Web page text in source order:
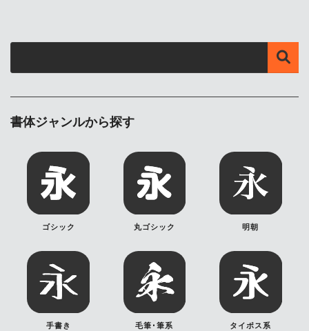
書体ジャンルから探す
ゴシック 丸ゴシック 明朝
手書き 毛筆･筆系 タイポス系